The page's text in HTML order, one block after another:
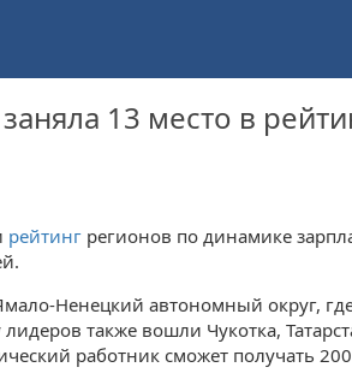
13 место в
рейтинг регионов по динамике
Ненецкий автономный округ,
также вошли Чукотка,
работник сможет получать